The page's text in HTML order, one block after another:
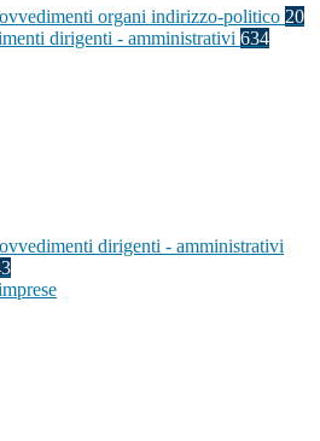
organi indirizzo-politico 20
dirigenti - amministrativi 634
dirigenti - amministrativi